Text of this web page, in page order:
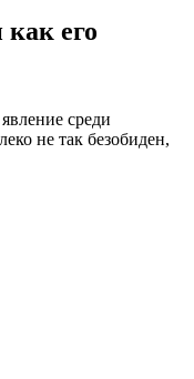
его
среди
не так безобиден,